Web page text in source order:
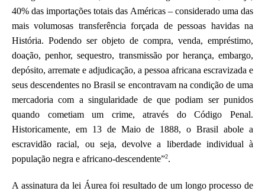
40% das importações totais das Américas – considerado uma das
mais volumosas transferência forçada de pessoas havidas na
História. Podendo ser objeto de compra, venda, empréstimo,
doação, penhor, sequestro, transmissão por herança, embargo,
depósito, arremate e adjudicação, a pessoa africana escravizada e
seus descendentes no Brasil se encontravam na condição de uma
mercadoria com a singularidade de que podiam ser punidos
quando cometiam um crime, através do Código Penal.
Historicamente, em 13 de Maio de 1888, o Brasil abole a
escravidão racial, ou seja, devolve a liberdade individual à
população negra e africano-descendente”2.
A assinatura da lei Áurea foi resultado de um longo processo de